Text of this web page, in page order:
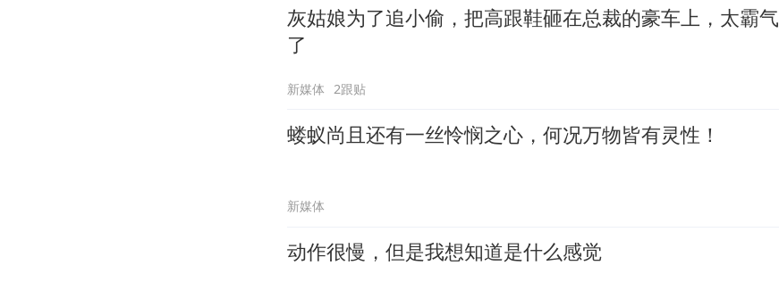
灰姑娘为了追小偷，把高跟鞋砸在总裁的豪车上，太霸气
了
新媒体 2跟贴
蝼蚁尚且还有一丝怜悯之心，何况万物皆有灵性！
新媒体
动作很慢，但是我想知道是什么感觉